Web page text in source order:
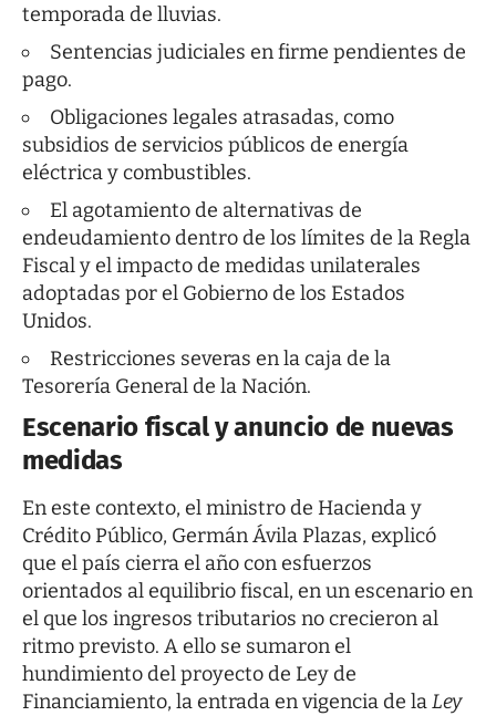
temporada de lluvias.
Sentencias judiciales en firme pendientes de
pago.
Obligaciones legales atrasadas, como
subsidios de servicios públicos de energía
eléctrica y combustibles.
El agotamiento de alternativas de
endeudamiento dentro de los límites de la Regla
Fiscal y el impacto de medidas unilaterales
adoptadas por el Gobierno de los Estados
Unidos.
Restricciones severas en la caja de la
Tesorería General de la Nación.
Escenario fiscal y anuncio de nuevas
medidas
En este contexto, el ministro de Hacienda y
Crédito Público, Germán Ávila Plazas, explicó
que el país cierra el año con esfuerzos
orientados al equilibrio fiscal, en un escenario en
el que los ingresos tributarios no crecieron al
ritmo previsto. A ello se sumaron el
hundimiento del proyecto de Ley de
Financiamiento, la entrada en vigencia de laLey